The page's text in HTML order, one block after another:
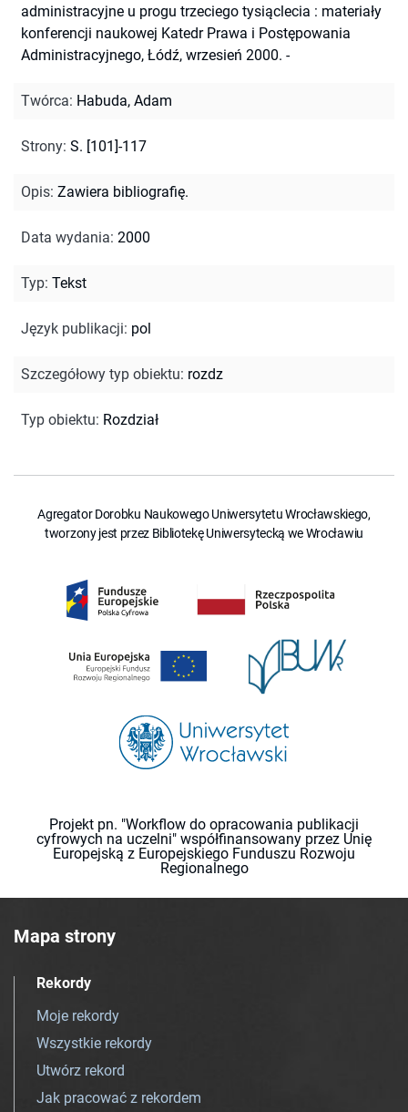
administracyjne u progu trzeciego tysiąclecia : materiały
konferencji naukowej Katedr Prawa i Postępowania
Administracyjnego, Łódź, wrzesień 2000. -
Twórca: Habuda, Adam
Strony: S. [101]-117
Opis: Zawiera bibliografię.
Data wydania: 2000
Typ: Tekst
Język publikacji: pol
Szczegółowy typ obiektu: rozdz
Typ obiektu: Rozdział
Agregator Dorobku Naukowego Uniwersytetu Wrocławskiego,
tworzony jest przez Bibliotekę Uniwersytecką we Wrocławiu
Projekt pn. "Workflow do opracowania publikacji
cyfrowych na uczelni" współfinansowany przez Unię
Europejską z Europejskiego Funduszu Rozwoju
Regionalnego
Mapa strony
Rekordy
Moje rekordy
Wszystkie rekordy
Utwórz rekord
Jak pracować z rekordem